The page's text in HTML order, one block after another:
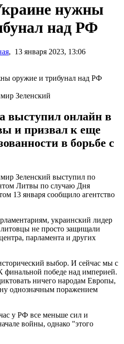
нужны
над РФ
, 13 января 2023, 13:06
Зеленский
выступил онлайн в
и призвал к еще
в борьбе с
Зеленский выступил по
Литвы по случаю Дня
13 января сообщило агентство
украинский лидер
литовцы не просто защищали
парламента и других
выбор. И сейчас мы с
финальной победе над империей.
ничего народам Европы,
однозначным поражением
у РФ все меньше сил и
войны, однако "этого